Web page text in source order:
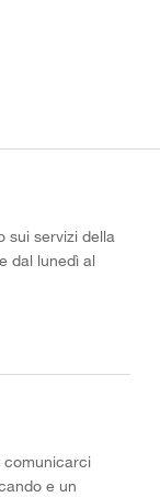
sui servizi della
dal lunedì al
comunicarci
e un